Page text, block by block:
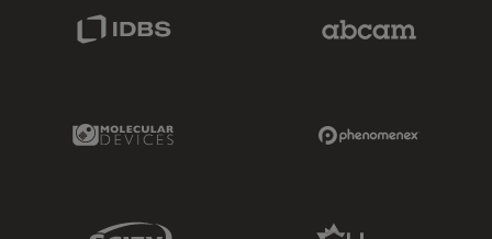
Molecular Devices Link
Sciex Link